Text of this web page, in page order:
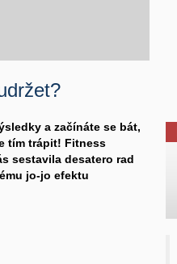
a začínáte se bát,
tím trápit! Fitness
sestavila desatero rad
jo-jo efektu